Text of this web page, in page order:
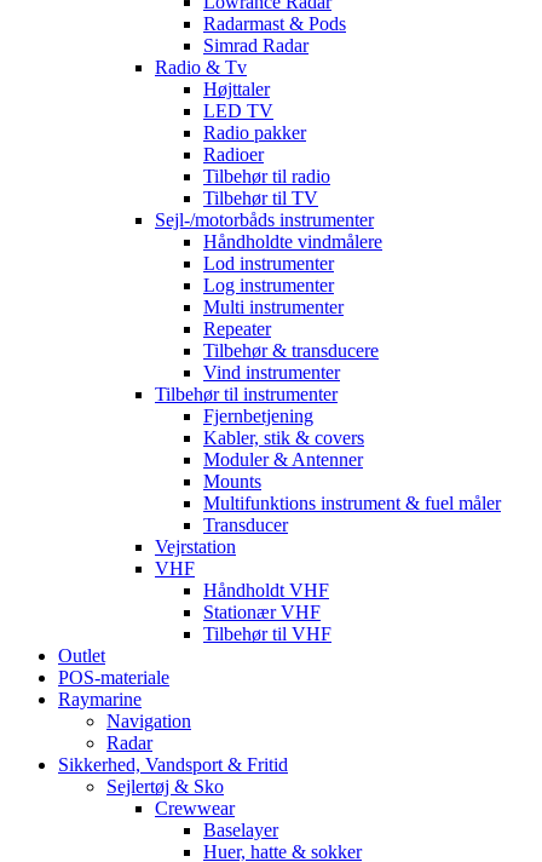
Radarmast & Pods
Simrad Radar
Radio & Tv
Højttaler
LED TV
Radio pakker
Radioer
Tilbehør til radio
Tilbehør til TV
Sejl-/motorbåds instrumenter
Håndholdte vindmålere
Lod instrumenter
Log instrumenter
Multi instrumenter
Repeater
Tilbehør & transducere
Vind instrumenter
Tilbehør til instrumenter
Fjernbetjening
Kabler, stik & covers
Moduler & Antenner
Mounts
Multifunktions instrument & fuel måler
Transducer
Vejrstation
VHF
Håndholdt VHF
Stationær VHF
Tilbehør til VHF
Outlet
POS-materiale
Raymarine
Navigation
Radar
Sikkerhed, Vandsport & Fritid
Sejlertøj & Sko
Crewwear
Baselayer
Huer, hatte & sokker